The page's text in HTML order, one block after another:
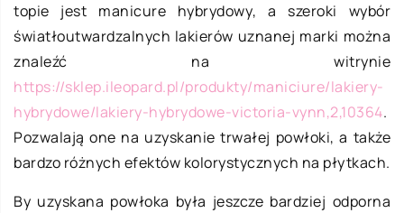
topie jest manicure hybrydowy, a szeroki wybór
światłoutwardzalnych lakierów uznanej marki można
znaleźć na witrynie
https://sklep.ileopard.pl/produkty/maniciure/lakiery-
hybrydowe/lakiery-hybrydowe-victoria-vynn,2,10364.
Pozwalają one na uzyskanie trwałej powłoki, a także
bardzo różnych efektów kolorystycznych na płytkach.
By uzyskana powłoka była jeszcze bardziej odporna